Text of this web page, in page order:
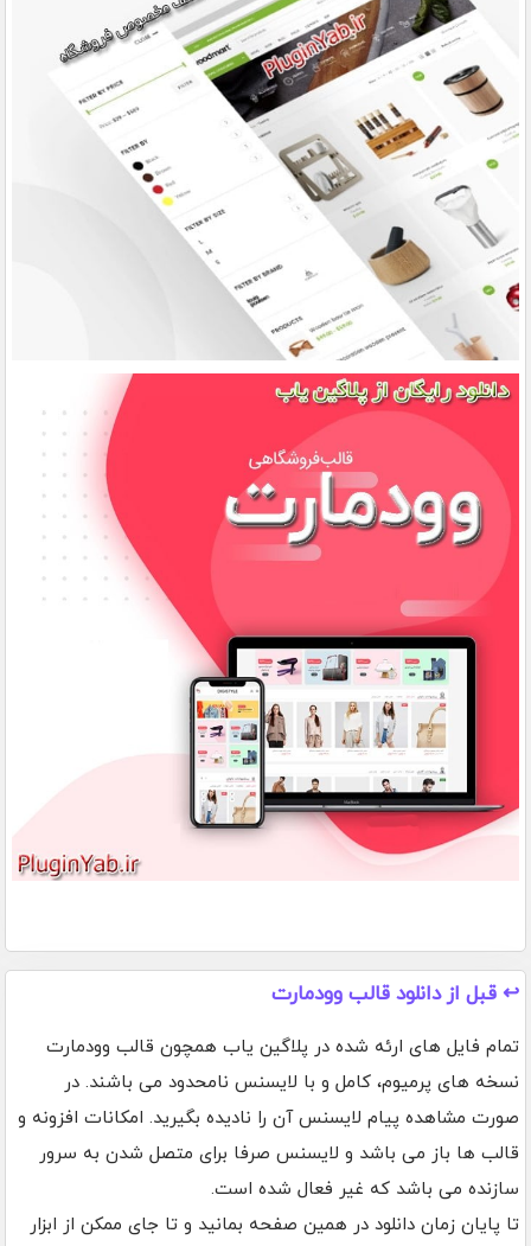
↩️ قبل از دانلود قالب وودمارت
تمام فایل های ارئه شده در پلاگین یاب همچون قالب وودمارت
نسخه های پرمیوم، کامل و با لایسنس نامحدود می باشند. در
صورت مشاهده پیام لایسنس آن را نادیده بگیرید. امکانات افزونه و
قالب ها باز می باشد و لایسنس صرفا برای متصل شدن به سرور
سازنده می باشد که غیر فعال شده است.
تا پایان زمان دانلود در همین صفحه بمانید و تا جای ممکن از ابزار